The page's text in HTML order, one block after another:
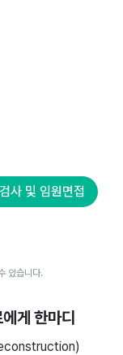
사 및 임원면접
있습니다.
게 한마디